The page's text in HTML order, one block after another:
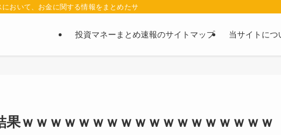
おいて、お金に関する情報をまとめたサイトです。お金に関する情報の口コミや評
投資マネーまとめ速報のサイトマップ 当サイトにつ
ｗｗｗｗｗｗｗｗｗｗｗｗｗｗｗｗｗｗ